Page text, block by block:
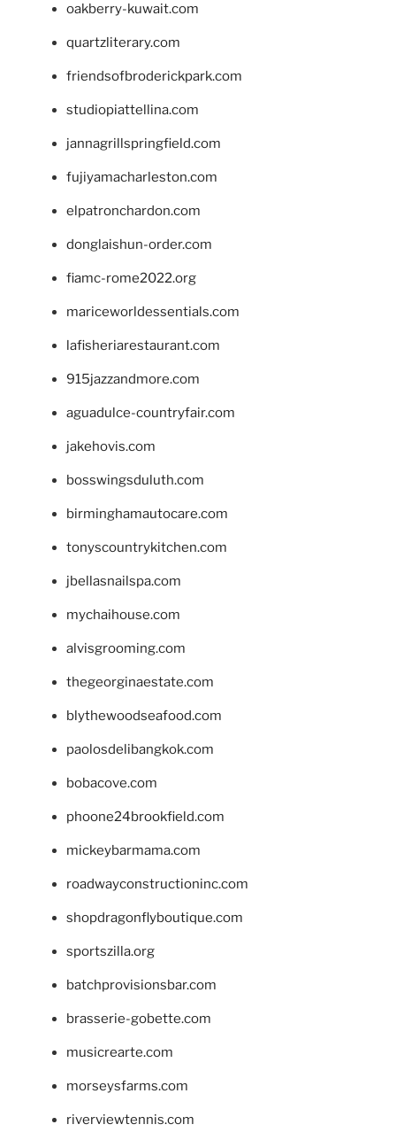
oakberry-kuwait.com
quartzliterary.com
friendsofbroderickpark.com
studiopiattellina.com
jannagrillspringfield.com
fujiyamacharleston.com
elpatronchardon.com
donglaishun-order.com
fiamc-rome2022.org
mariceworldessentials.com
lafisheriarestaurant.com
915jazzandmore.com
aguadulce-countryfair.com
jakehovis.com
bosswingsduluth.com
birminghamautocare.com
tonyscountrykitchen.com
jbellasnailspa.com
mychaihouse.com
alvisgrooming.com
thegeorginaestate.com
blythewoodseafood.com
paolosdelibangkok.com
bobacove.com
phoone24brookfield.com
mickeybarmama.com
roadwayconstructioninc.com
shopdragonflyboutique.com
sportszilla.org
batchprovisionsbar.com
brasserie-gobette.com
musicrearte.com
morseysfarms.com
riverviewtennis.com